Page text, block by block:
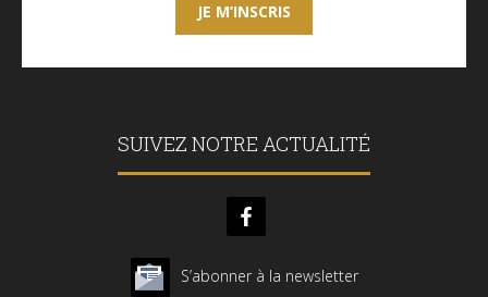
JE M’INSCRIS
SUIVEZ NOTRE ACTUALITÉ
S’abonner à la newsletter